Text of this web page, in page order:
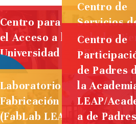
Centro para
el Acceso a la
Universidad
Centro de
Servicios
Salud y
LEAP
Laboratorio de
Fabricación
(FabLab LEAP)
Centro de
de Padres
la
LEAP/
a de